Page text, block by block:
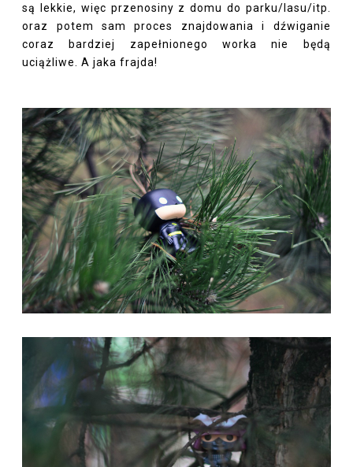
są lekkie, więc przenosiny z domu do parku/lasu/itp.
oraz potem sam proces znajdowania i dźwiganie
coraz bardziej zapełnionego worka nie będą
uciążliwe. A jaka frajda!